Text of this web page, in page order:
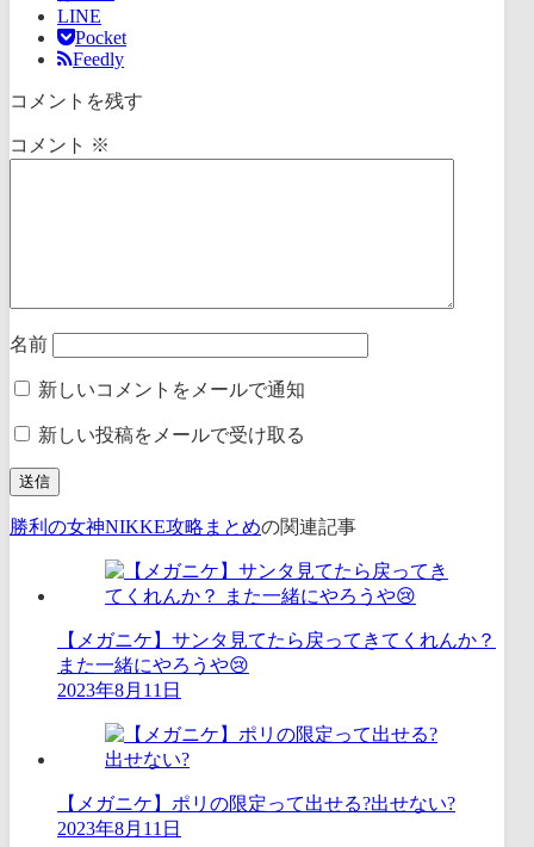
LINE
Pocket
Feedly
コメントを残す
コメント ※
名前
新しいコメントをメールで通知
新しい投稿をメールで受け取る
勝利の女神NIKKE攻略まとめの関連記事
【メガニケ】サンタ見てたら戻ってきてくれんか？
また一緒にやろうや😢
2023年8月11日
【メガニケ】ポリの限定って出せる?出せない?
2023年8月11日